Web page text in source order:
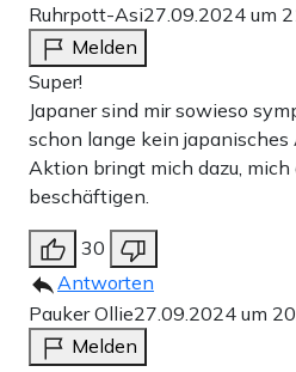
Ruhrpott-Asi27.09.2024 um
Melden
Super!
Japaner sind mir sowieso
schon lange kein japanisches
Aktion bringt mich dazu, mich
beschäftigen.
30
Antworten
Pauker Ollie27.09.2024 um
Melden